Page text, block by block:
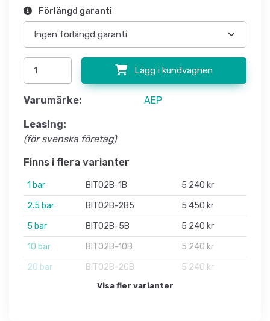
Förlängd garanti
Lägg i kundvagnen
Varumärke: AEP
Leasing:
(för svenska företag)
Finns i flera varianter
1 bar BIT02B-1B
5 240 kr
2.5 bar
BIT02B-2B5
5 450 kr
5 bar
BIT02B-5B
5 240 kr
10 bar
BIT02B-10B
5 240 kr
20 bar
BIT02B-20B 5 240 kr
Visa fler varianter